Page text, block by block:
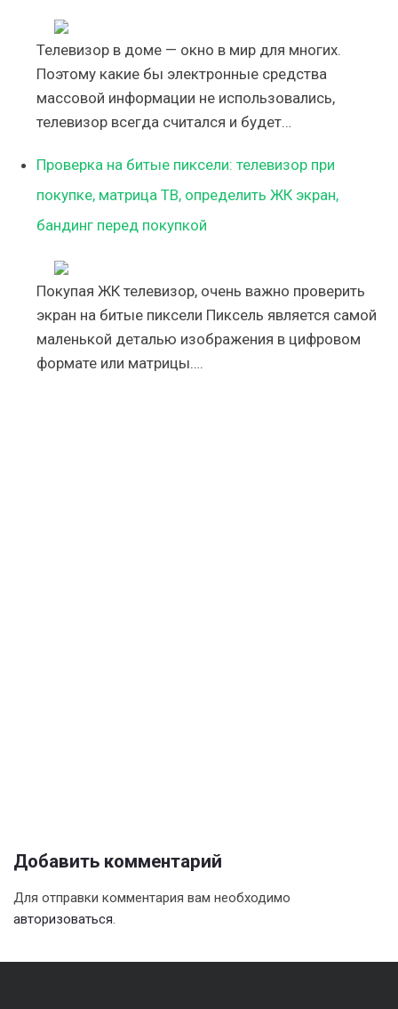
Телевизор в доме — окно в мир для многих.
Поэтому какие бы электронные средства
массовой информации не использовались,
телевизор всегда считался и будет…
Проверка на битые пиксели: телевизор при
покупке, матрица ТВ, определить ЖК экран,
бандинг перед покупкой
Покупая ЖК телевизор, очень важно проверить
экран на битые пиксели Пиксель является самой
маленькой деталью изображения в цифровом
формате или матрицы….
Добавить комментарий
Для отправки комментария вам необходимо
авторизоваться.